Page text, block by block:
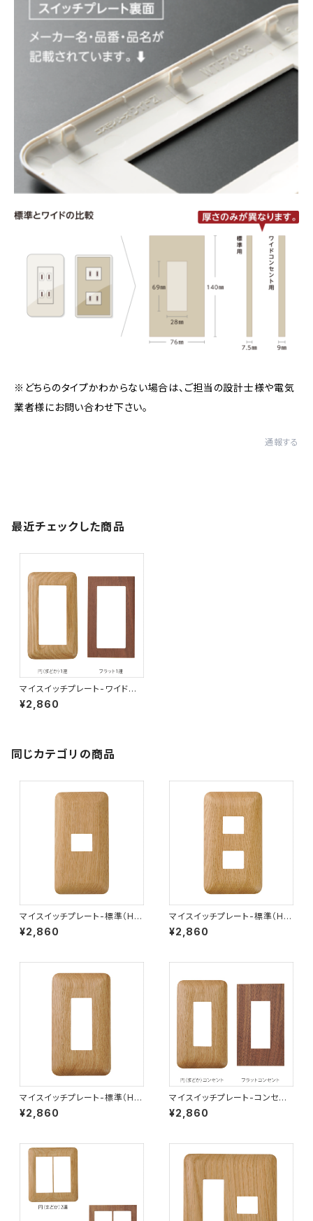
※どちらのタイプかわからない場合は、ご担当の設計士様や電気
業者様にお問い合わせ下さい。
通報する
最近チェックした商品
マイスイッチプレート-ワイド
（W）1連
¥2,860
同じカテゴリの商品
マイスイッチプレート-標準（H）1
連１口
¥2,860
マイスイッチプレート-標準（H）1
連2口
¥2,860
マイスイッチプレート-標準（H）1
連3口
¥2,860
マイスイッチプレート-コンセン
ト（W）
¥2,860